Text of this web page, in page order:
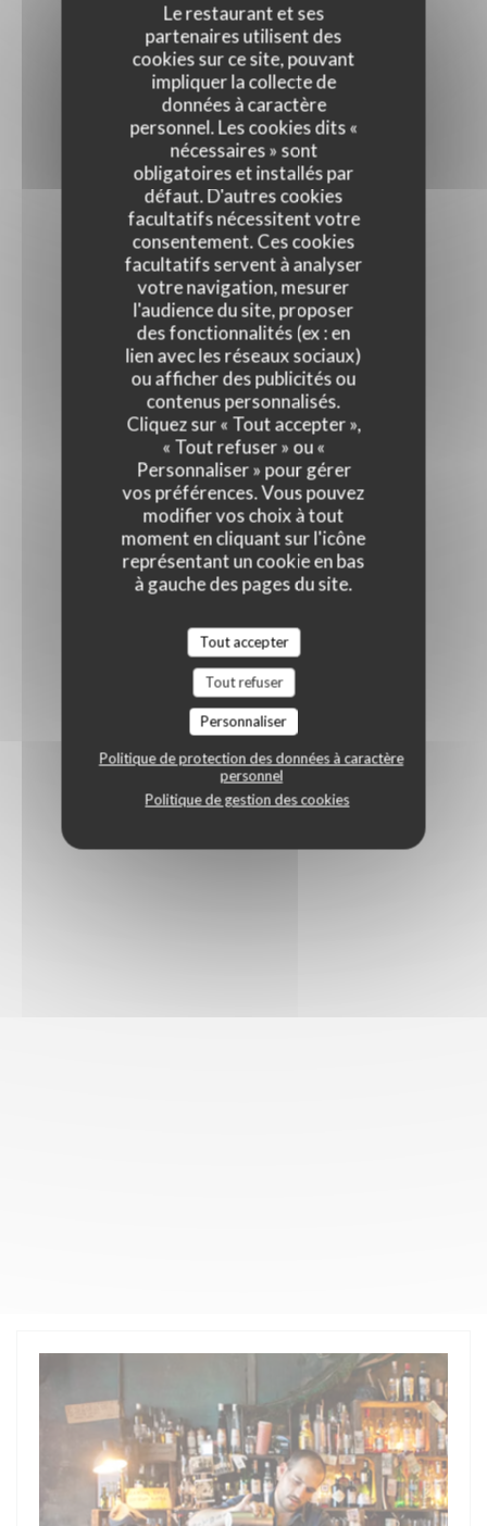
Le restaurant et ses
partenaires utilisent des
cookies sur ce site, pouvant
impliquer la collecte de
données à caractère
personnel. Les cookies dits «
nécessaires » sont
obligatoires et installés par
défaut. D'autres cookies
facultatifs nécessitent votre
consentement. Ces cookies
facultatifs servent à analyser
votre navigation, mesurer
l'audience du site, proposer
des fonctionnalités (ex : en
lien avec les réseaux sociaux)
ou afficher des publicités ou
contenus personnalisés.
Cliquez sur « Tout accepter »,
« Tout refuser » ou «
Personnaliser » pour gérer
vos préférences. Vous pouvez
modifier vos choix à tout
moment en cliquant sur l'icône
représentant un cookie en bas
à gauche des pages du site.
Tout accepter
Tout refuser
Personnaliser
Politique de protection des données à caractère
personnel
Politique de gestion des cookies